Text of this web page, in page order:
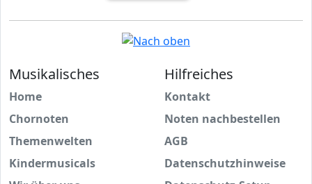
Musikalisches
Home
Chornoten
Themenwelten
Kindermusicals
Hilfreiches
Kontakt
Noten nachbestellen
AGB
Datenschutzhinweise